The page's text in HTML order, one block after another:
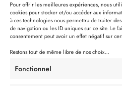
Pour offrir les meilleures expériences, nous
cookies pour stocker et/ou accéder aux
à ces technologies nous permettra de traiter
de navigation ou les ID uniques sur ce site. Le
consentement peut avoir un effet négatif sur
Restons tout de même libre de nos choix...
Fonctionnel